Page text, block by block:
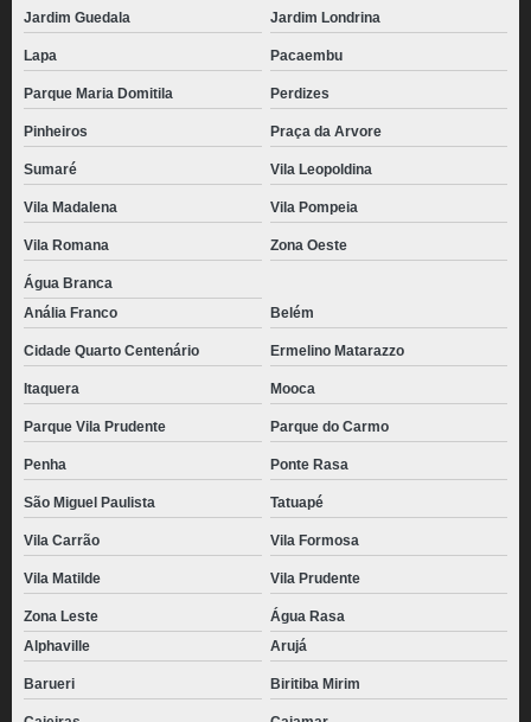
pão de queijo empanado congelado valor Jandira
pães de queijo empanado congelado Vila Ristori
pão de queijo palito congelado Juquitiba
pães de queijo chipa congelado Jabaquara
pão de queijo congelado 1kg valor Lapa
distribuidora de pão de queijo empanado congelado Tucuruvi
pão de queijo congelado atacado valor Parque do Chaves
distribuidora de pão de queijo chipa congelado Mooca
pães de queijo congelado 1kg Casa Verde
pão de queijo recheado com catupiry congelado valor Vila Mazzei
pães de queijo recheado com catupiry congelado Moema
preço de pão de queijo palito congelado Jockey Club
preço de pão de queijo caseiro congelado Jardim Leonor
pão de queijo caseiro congelado Saúde
pães de queijo caseiro congelado Lapa
pães de queijo empanado congelado Água Rasa
pão de queijo congelado 1kg Tremembé
pão de queijo caseiro congelado valor Mauá
Jardim Guedala Jardim Londrina
Lapa Pacaembu
Parque Maria Domitila Perdizes
Pinheiros Praça da Arvore
Sumaré Vila Leopoldina
Vila Madalena Vila Pompeia
Vila Romana Zona Oeste
Água Branca
Anália Franco
Belém
Cidade Quarto Centenário Ermelino Matarazzo
Itaquera Mooca
Parque Vila Prudente Parque do Carmo
Penha Ponte Rasa
São Miguel Paulista Tatuapé
Vila Carrão Vila Formosa
Vila Matilde Vila Prudente
Zona Leste
Água Rasa
Alphaville
Arujá
Barueri Biritiba Mirim